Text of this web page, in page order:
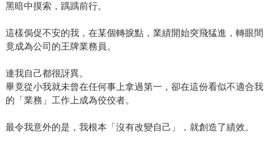
黑暗中摸索，踽踽前行。
這樣侷促不安的我，在某個轉捩點，業績開始突飛猛進，轉眼間
竟成為公司的王牌業務員。
連我自己都很訝異。
畢竟從小我就未曾在任何事上拿過第一，卻在這份看似不適合我
的「業務」工作上成為佼佼者。
最令我意外的是，我根本「沒有改變自己」，就創造了績效。